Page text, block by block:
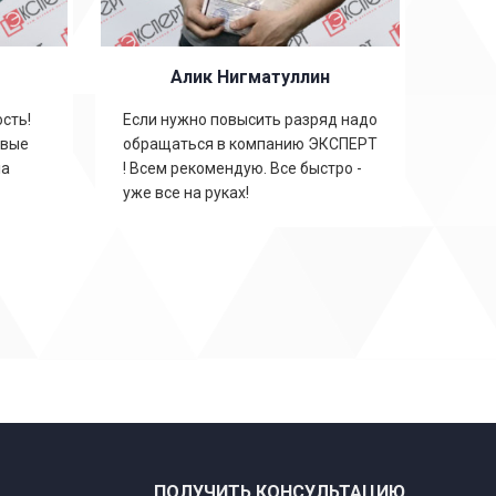
Алик Нигматуллин
Если нужно повысить разряд надо
обращаться в компанию ЭКСПЕРТ
! Всем рекомендую. Все быстро -
уже все на руках!